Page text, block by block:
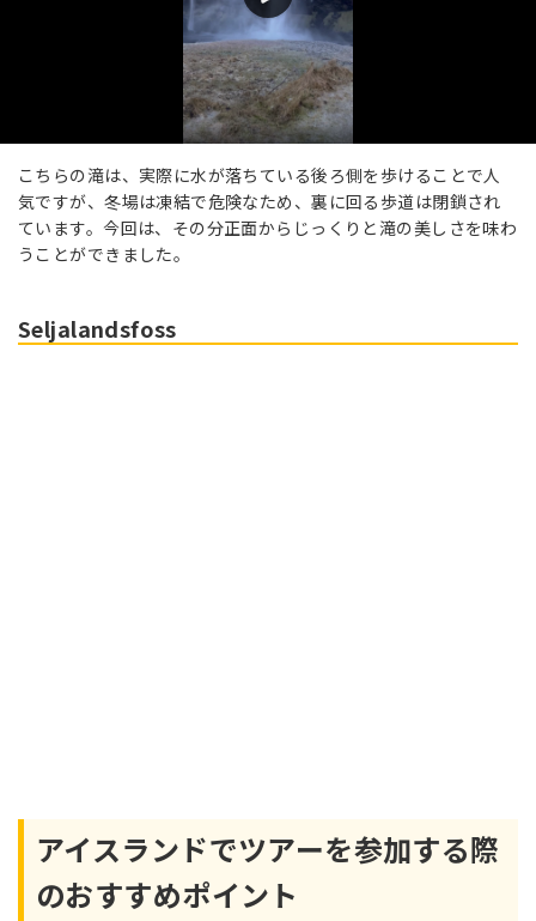
こちらの滝は、実際に水が落ちている後ろ側を歩けることで人
気ですが、冬場は凍結で危険なため、裏に回る歩道は閉鎖され
ています。今回は、その分正面からじっくりと滝の美しさを味わ
うことができました。
Seljalandsfoss
アイスランドでツアーを参加する際
のおすすめポイント